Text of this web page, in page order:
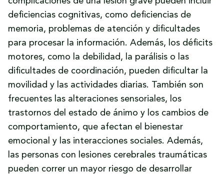
deficiencias cognitivas, como deficiencias de
memoria, problemas de atención y dificultades
para procesar la información. Además, los déficits
motores, como la debilidad, la parálisis o las
dificultades de coordinación, pueden dificultar la
movilidad y las actividades diarias. También son
frecuentes las alteraciones sensoriales, los
trastornos del estado de ánimo y los cambios de
comportamiento, que afectan el bienestar
emocional y las interacciones sociales. Además,
las personas con lesiones cerebrales traumáticas
pueden correr un mayor riesgo de desarrollar